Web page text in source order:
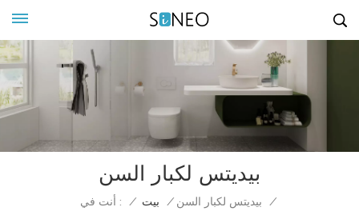
بيديتس لكبار السن
أنت في : / بيت / بيديتس لكبار السن
/